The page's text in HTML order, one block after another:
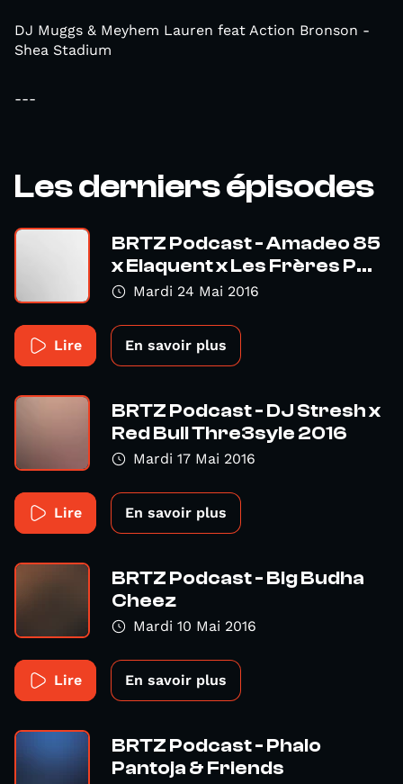
DJ Muggs & Meyhem Lauren feat Action Bronson -
Shea Stadium
---
Les derniers épisodes
BRTZ Podcast - Amadeo 85
x Elaquent x Les Frères P...
Mardi 24 Mai 2016
Lire En savoir plus
BRTZ Podcast - DJ Stresh x
Red Bull Thre3syle 2016
Mardi 17 Mai 2016
Lire En savoir plus
BRTZ Podcast - Big Budha
Cheez
Mardi 10 Mai 2016
Lire En savoir plus
BRTZ Podcast - Phalo
Pantoja & Friends